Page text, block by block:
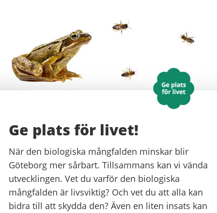
Ge plats för livet!
När den biologiska mångfalden minskar blir
Göteborg mer sårbart. Tillsammans kan vi vända
utvecklingen. Vet du varför den biologiska
mångfalden är livsviktig? Och vet du att alla kan
bidra till att skydda den? Även en liten insats kan